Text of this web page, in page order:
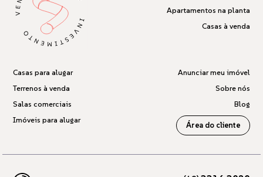
Apartamentos na planta
Casas à venda
Casas para alugar
Terrenos à venda
Salas comerciais
Imóveis para alugar
Anunciar meu imóvel
Sobre nós
Blog
Área do cliente